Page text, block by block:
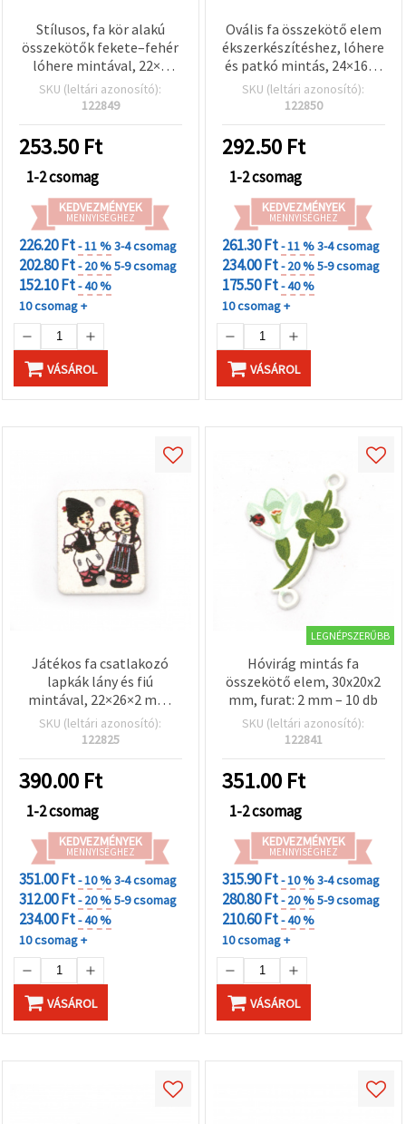
Stílusos, fa kör alakú
összekötők fekete–fehér
lóhere mintával, 22×2
mm, 2,5 mm-es lyuk – 10
db-os szett,
kreatív DIY projektekhez
SKU (leltári azonosító):
122849
253.50 Ft
1-2 csomag
KEDVEZMÉNYEK
MENNYISÉGHEZ
226.20 Ft- 11 %3-4 csomag
202.80 Ft- 20 %5-9 csomag
152.10 Ft- 40 %
10 csomag +
VÁSÁROL
Ovális fa összekötő elem
ékszerkészítéshez, lóhere
és patkó mintás, 24×16×2
mm, furat: 2,5 mm – 10 db
SKU (leltári azonosító):
122850
292.50 Ft
1-2 csomag
KEDVEZMÉNYEK
MENNYISÉGHEZ
261.30 Ft- 11 %3-4 csomag
234.00 Ft- 20 %5-9 csomag
175.50 Ft- 40 %
10 csomag +
VÁSÁROL
Játékos fa csatlakozó
lapkák lány és fiú
mintával, 22×26×2 mm,
2,5 mm-es furattal – 10
db-os bájos csomag
kreatív hobbi DIY
projektekhez
SKU (leltári azonosító):
122825
390.00 Ft
1-2 csomag
KEDVEZMÉNYEK
MENNYISÉGHEZ
351.00 Ft- 10 %3-4 csomag
312.00 Ft- 20 %5-9 csomag
234.00 Ft- 40 %
10 csomag +
VÁSÁROL
LEGNÉPSZERŰBB
Hóvirág mintás fa
összekötő elem, 30x20x2
mm, furat: 2 mm – 10 db
SKU (leltári azonosító):
122841
351.00 Ft
1-2 csomag
KEDVEZMÉNYEK
MENNYISÉGHEZ
315.90 Ft- 10 %3-4 csomag
280.80 Ft- 20 %5-9 csomag
210.60 Ft- 40 %
10 csomag +
VÁSÁROL